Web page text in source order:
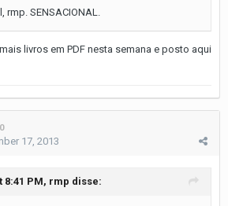
SENSACIONAL.
livros em PDF nesta semana e posto aqui
17, 2013
8:41 PM, rmp disse: